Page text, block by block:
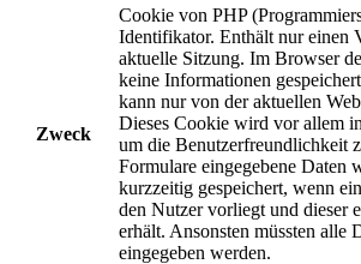
Zweck
Cookie von PHP
Identifikator. Enthält nur einen
aktuelle Sitzung. Im Browser
keine Informationen
kann nur von der aktuellen
Dieses Cookie wird vor allem
um die Benutzerfreundlichkeit
Formulare eingegebene Daten
kurzzeitig gespeichert, wenn
den Nutzer vorliegt und dieser
erhält. Ansonsten müssten alle
eingegeben werden.